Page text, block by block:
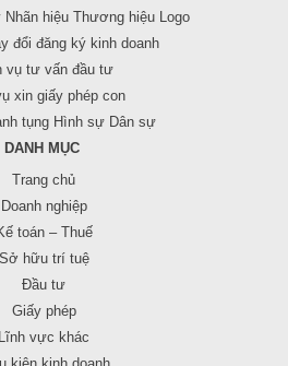
Nhãn hiệu Thương hiệu Logo
đổi đăng ký kinh doanh
vụ tư vấn đầu tư
xin giấy phép con
tụng Hình sự Dân sự
DANH MỤC
Trang chủ
Doanh nghiệp
toán – Thuế
Sở hữu trí tuệ
Đầu tư
Giấy phép
Lĩnh vực khác